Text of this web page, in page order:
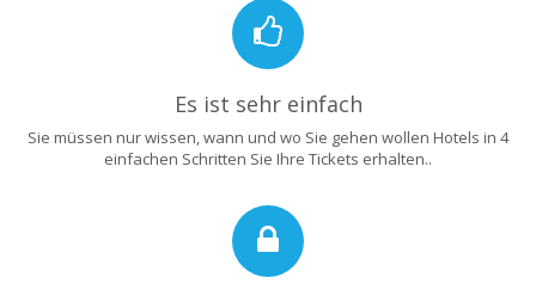
Es ist sehr einfach
Sie müssen nur wissen, wann und wo Sie gehen wollen Hotels in 4
einfachen Schritten Sie Ihre Tickets erhalten..